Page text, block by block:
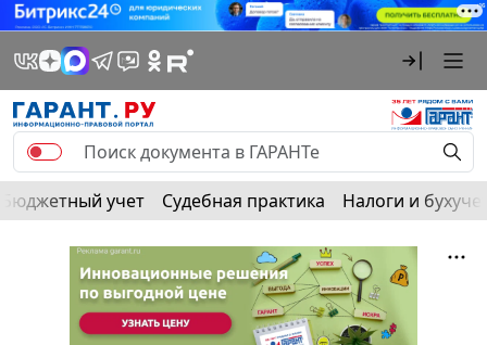
Бюджетный учет Судебная практика Налоги и